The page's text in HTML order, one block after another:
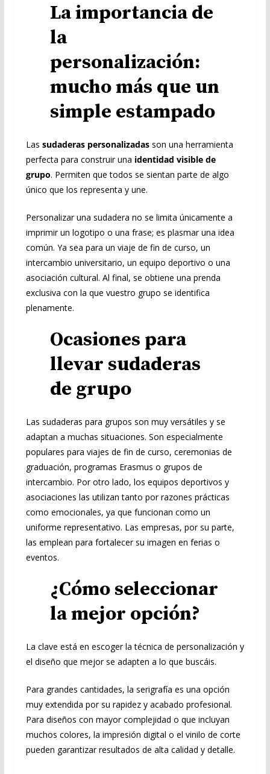
La importancia de
la
personalización:
mucho más que un
simple estampado
Las sudaderas personalizadasson una herramienta
perfecta para construir una identidad visible de
grupo. Permiten que todos se sientan parte de algo
único que los representa y une.
Personalizar una sudadera no se limita únicamente a
imprimir un logotipo o una frase; es plasmar una idea
común. Ya sea para un viaje de fin de curso, un
intercambio universitario, un equipo deportivo o una
asociación cultural. Al final, se obtiene una prenda
exclusiva con la que vuestro grupo se identifica
plenamente.
Ocasiones para
llevar sudaderas
de grupo
Las sudaderas para grupos son muy versátiles y se
adaptan a muchas situaciones. Son especialmente
populares para viajes de fin de curso, ceremonias de
graduación, programas Erasmus o grupos de
intercambio. Por otro lado, los equipos deportivos y
asociaciones las utilizan tanto por razones prácticas
como emocionales, ya que funcionan como un
uniforme representativo. Las empresas, por su parte,
las emplean para fortalecer su imagen en ferias o
eventos.
¿Cómo seleccionar
la mejor opción?
La clave está en escoger la técnica de personalización y
el diseño que mejor se adapten a lo que buscáis.
Para grandes cantidades, la serigrafía es una opción
muy extendida por su rapidez y acabado profesional.
Para diseños con mayor complejidad o que incluyan
muchos colores, la impresión digital o el vinilo de corte
pueden garantizar resultados de alta calidad y detalle.